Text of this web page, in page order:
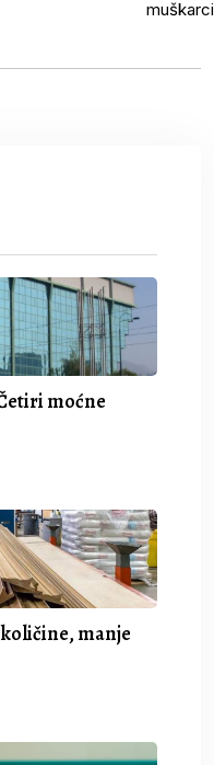
moćne
manje